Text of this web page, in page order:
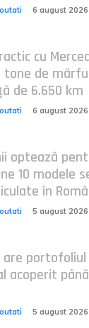
6 august 2026
cu
tone de
de 6.650 km
6 august 2026
optează
10 modele
în
5 august 2026
are portofoliul
acoperit
5 august 2026